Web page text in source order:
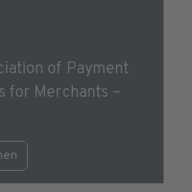
of Payment
for Merchants –